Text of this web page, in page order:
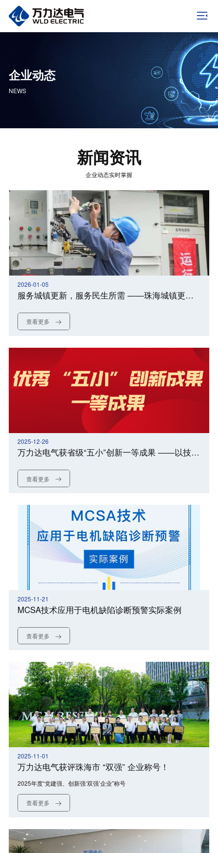
企业动态
NEWS
新闻资讯
企业动态实时掌握
2026-01-05
服务城镇更新，服务民生所需 ——珠海城镇更新行动中的配网升级
查看更多
2025-12-26
万力达电气获省级“五小”创新一等成果 ——以技术创新筑牢能源安全根基
查看更多
2025-11-21
MCSA技术应用于电机缺陷诊断预警实际案例
查看更多
2025-11-01
万力达电气获评珠海市 “双强” 企业称号！
2025年度“党建强、创新强‘双强’企业”称号
查看更多